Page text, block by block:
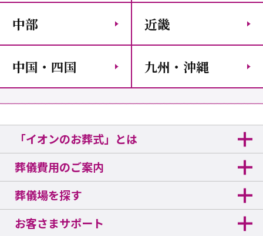
中部 近畿
中国・四国 九州・沖縄
「イオンのお葬式」とは
葬儀費用のご案内
葬儀場を探す
お客さまサポート